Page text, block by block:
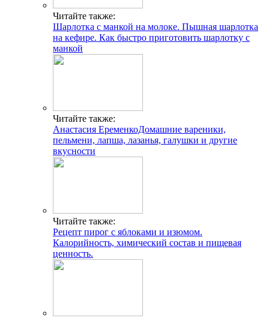
Читайте также:
Шарлотка с манкой на молоке. Пышная шарлотка
на кефире. Как быстро приготовить шарлотку с
манкой
Читайте также:
Анастасия ЕременкоДомашние вареники,
пельмени, лапша, лазанья, галушки и другие
вкусности
Читайте также:
Рецепт пирог с яблоками и изюмом.
Калорийность, химический состав и пищевая
ценность.